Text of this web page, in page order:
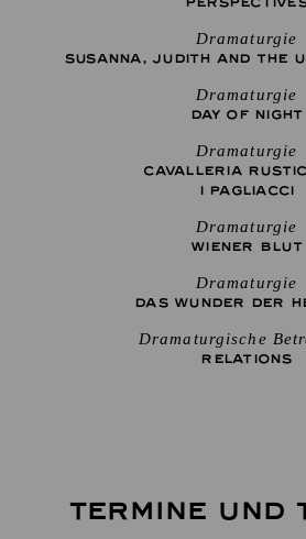
Dramaturgie
SUSANNA, JUDITH AND THE
Dramaturgie
DAY OF NIGHT
Dramaturgie
CAVALLERIA
I PAGLIACCI
Dramaturgie
WIENER BLUT
Dramaturgie
DAS WUNDER DER
Dramaturgische
RELATIONS
TERMINE UND